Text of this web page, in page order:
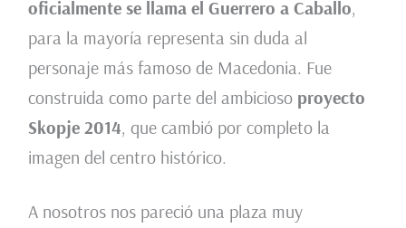
oficialmente se llama el Guerrero a Caballo,
para la mayoría representa sin duda al
personaje más famoso de Macedonia. Fue
construida como parte del ambicioso proyecto
Skopje 2014, que cambió por completo la
imagen del centro histórico.
A nosotros nos pareció una plaza muy